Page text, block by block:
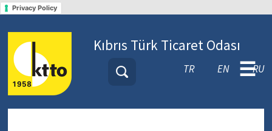
Privacy Policy
Kıbrıs Türk Ticaret Odası
TR EN RU
☰